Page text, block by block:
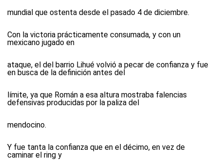
mundial que ostenta desde el pasado 4 de diciembre.
Con la victoria prácticamente consumada, y con un
mexicano jugado en
ataque, el del barrio Lihué volvió a pecar de confianza y fue
en busca de la definición antes del
límite, ya que Román a esa altura mostraba falencias
defensivas producidas por la paliza del
mendocino.
Y fue tanta la confianza que en el décimo, en vez de
caminar el ring y